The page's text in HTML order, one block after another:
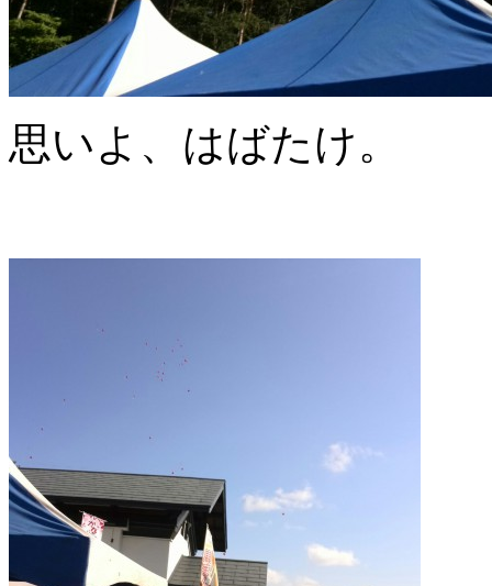
思いよ、はばたけ。